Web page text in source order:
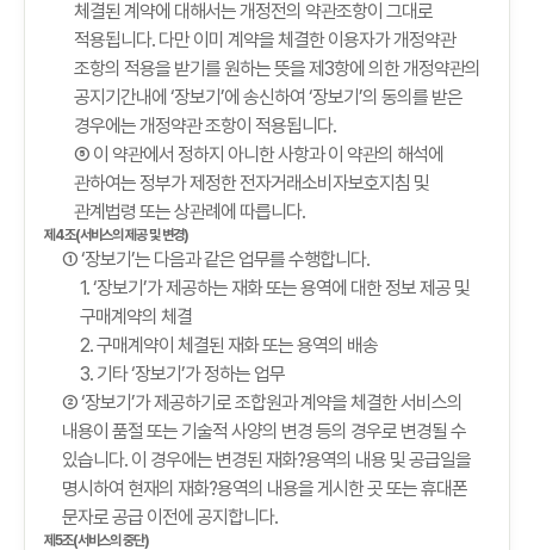
체결된 계약에 대해서는 개정전의 약관조항이 그대로
적용됩니다. 다만 이미 계약을 체결한 이용자가 개정약관
조항의 적용을 받기를 원하는 뜻을 제3항에 의한 개정약관의
공지기간내에 ‘장보기’에 송신하여 ‘장보기’의 동의를 받은
경우에는 개정약관 조항이 적용됩니다.
⑤ 이 약관에서 정하지 아니한 사항과 이 약관의 해석에
관하여는 정부가 제정한 전자거래소비자보호지침 및
관계법령 또는 상관례에 따릅니다.
제4조(서비스의 제공 및 변경)
① ‘장보기’는 다음과 같은 업무를 수행합니다.
1. ‘장보기’가 제공하는 재화 또는 용역에 대한 정보 제공 및
구매계약의 체결
2. 구매계약이 체결된 재화 또는 용역의 배송
3. 기타 ‘장보기’가 정하는 업무
② ‘장보기’가 제공하기로 조합원과 계약을 체결한 서비스의
내용이 품절 또는 기술적 사양의 변경 등의 경우로 변경될 수
있습니다. 이 경우에는 변경된 재화?용역의 내용 및 공급일을
명시하여 현재의 재화?용역의 내용을 게시한 곳 또는 휴대폰
문자로 공급 이전에 공지합니다.
제5조(서비스의 중단)